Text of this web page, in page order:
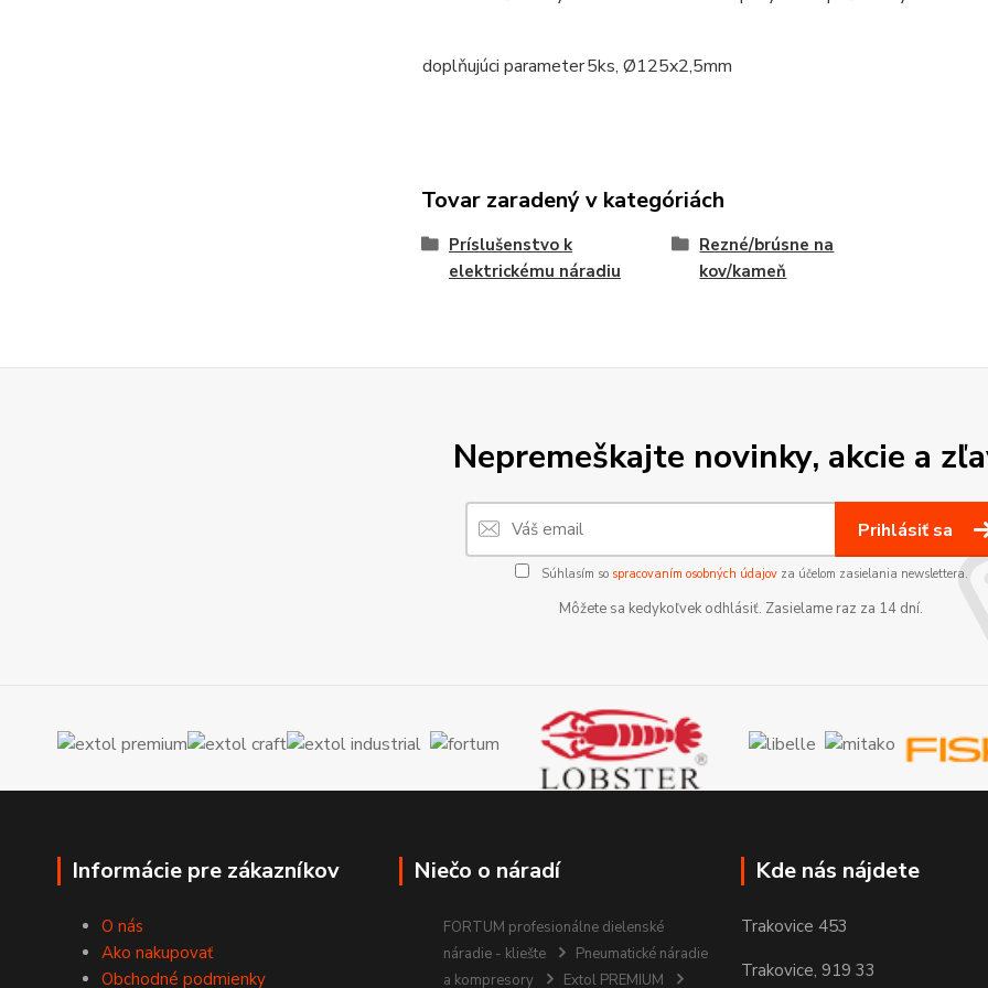
doplňujúci parameter5ks, Ø125x2,5mm
Tovar zaradený v kategóriách
Príslušenstvo k
elektrickému náradiu
Rezné/brúsne na
kov/kameň
Nepremeškajte novinky, akcie a
Prihlásiť sa
Súhlasím so spracovaním osobných údajovza účelom zasielania newslettera.
Môžete sa kedykoľvek odhlásiť. Zasielame raz za 14 dní.
Informácie pre zákazníkov
O nás
Ako nakupovať
Obchodné podmienky
Niečo o náradí
FORTUM profesionálne dielenské
náradie - kliešte
Pneumatické náradie
a kompresory
Extol PREMIUM
Kde nás nájdete
Trakovice 453
Trakovice, 919 33